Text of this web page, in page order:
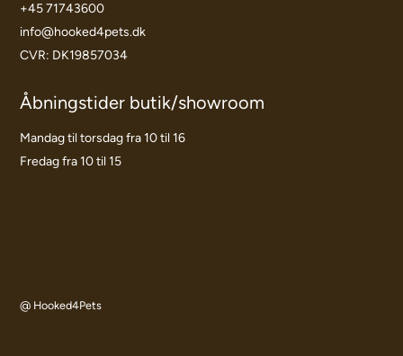
+45 71743600
info@hooked4pets.dk
CVR: DK19857034
Åbningstider butik/showroom
Mandag til torsdag fra 10 til 16
Fredag fra 10 til 15
@ Hooked4Pets